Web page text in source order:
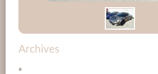
Archives
»